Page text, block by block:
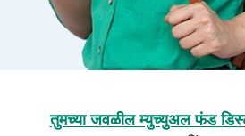
तुमच्या जवळील म्युच्युअल फंड